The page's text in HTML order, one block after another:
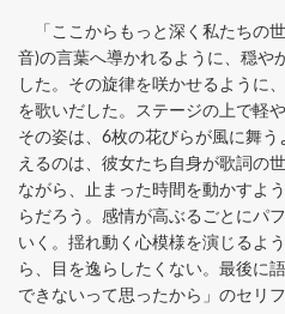
「ここからもっと深く私たちの
音)の言葉へ導かれるように、穏や
した。その旋律を咲かせるように
を歌いだした。ステージの上で軽
その姿は、6枚の花びらが風に舞
えるのは、彼女たち自身が歌詞の
ながら、止まった時間を動かすよ
らだろう。感情が高ぶるごとにパ
いく。揺れ動く心模様を演じるよ
ら、目を逸らしたくない。最後に
できないって思ったから」のセリ